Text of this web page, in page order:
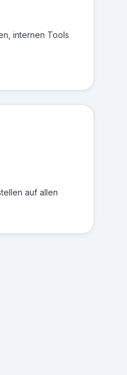
internen Tools
auf allen